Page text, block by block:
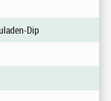
Dip